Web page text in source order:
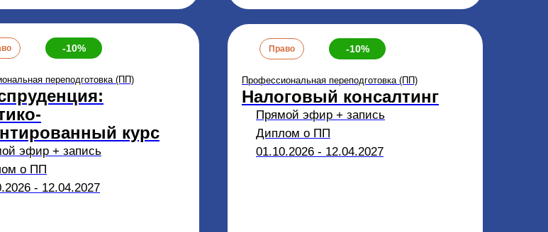
переподготовка (ПП)
курс
эфир + запись
о ПП
- 12.04.2027
-10%
Профессиональная переподготовка (ПП)
Налоговый консалтинг
Прямой эфир + запись
Диплом о ПП
01.10.2026 - 12.04.2027
Право -10%